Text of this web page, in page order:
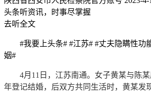
头条听资讯，时事尽掌握
去听全文
#我要上头条# #江苏# #丈夫隐瞒性功
姻#
4月11日，江苏南通。女子黄某与陈
年登记结婚，后双方共同生活时，黄某发